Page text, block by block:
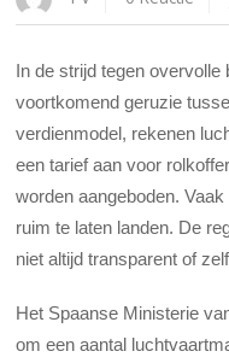
In de strijd tegen overvolle
voortkomend geruzie
verdienmodel, rekenen
een tarief aan voor
worden aangeboden.
ruim te laten landen. De
niet altijd transparent of
Het Spaanse Ministerie
om een aantal